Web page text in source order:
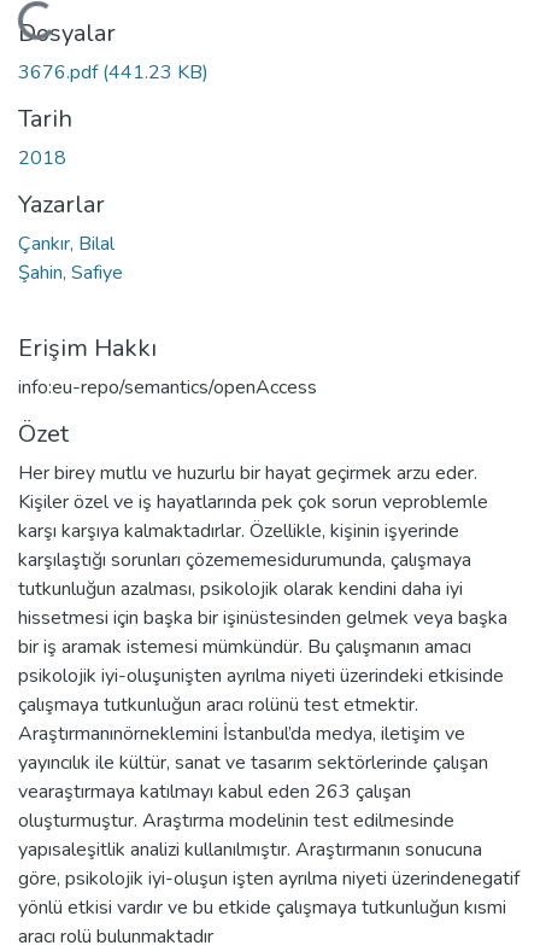
Yükleniyor...
Dosyalar
3676.pdf(441.23 KB)
Tarih
2018
Yazarlar
Çankır, Bilal
Şahin, Safiye
Erişim Hakkı
info:eu-repo/semantics/openAccess
Özet
Her birey mutlu ve huzurlu bir hayat geçirmek arzu eder.
Kişiler özel ve iş hayatlarında pek çok sorun veproblemle
karşı karşıya kalmaktadırlar. Özellikle, kişinin işyerinde
karşılaştığı sorunları çözememesidurumunda, çalışmaya
tutkunluğun azalması, psikolojik olarak kendini daha iyi
hissetmesi için başka bir işinüstesinden gelmek veya başka
bir iş aramak istemesi mümkündür. Bu çalışmanın amacı
psikolojik iyi-oluşunişten ayrılma niyeti üzerindeki etkisinde
çalışmaya tutkunluğun aracı rolünü test etmektir.
Araştırmanınörneklemini İstanbul’da medya, iletişim ve
yayıncılık ile kültür, sanat ve tasarım sektörlerinde çalışan
vearaştırmaya katılmayı kabul eden 263 çalışan
oluşturmuştur. Araştırma modelinin test edilmesinde
yapısaleşitlik analizi kullanılmıştır. Araştırmanın sonucuna
göre, psikolojik iyi-oluşun işten ayrılma niyeti üzerindenegatif
yönlü etkisi vardır ve bu etkide çalışmaya tutkunluğun kısmi
aracı rolü bulunmaktadır